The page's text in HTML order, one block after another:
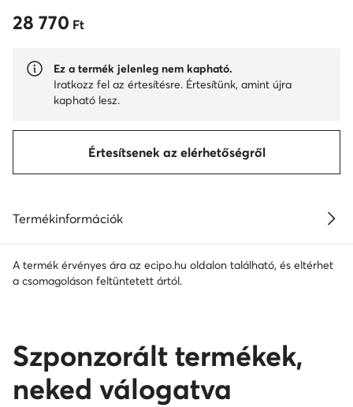
28 770 Ft
28 770 Ft
Ez a termék jelenleg nem kapható.
Iratkozz fel az értesítésre. Értesítünk, amint újra
kapható lesz.
Értesítsenek az elérhetőségről
Termékinformációk
A termék érvényes ára az ecipo.hu oldalon található, és eltérhet
a csomagoláson feltüntetett ártól.
Szponzorált termékek,
neked válogatva